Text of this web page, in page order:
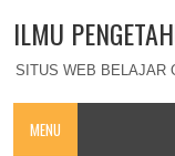
ILMU
SITUS WEB BELAJAR
MENU